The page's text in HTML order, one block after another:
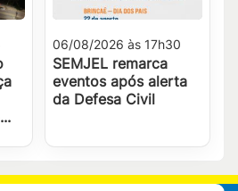
06/08/2026 às 17h30
SEMJEL remarca
eventos após alerta
da Defesa Civil